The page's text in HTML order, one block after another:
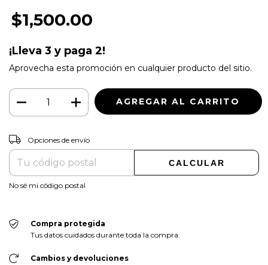
$1,500.00
¡Lleva 3 y paga 2!
Aprovecha esta promoción en cualquier producto del sitio.
Entregas para el CP:
Opciones de envío
CALCULAR
No sé mi código postal
Compra protegida
Tus datos cuidados durante toda la compra.
Cambios y devoluciones